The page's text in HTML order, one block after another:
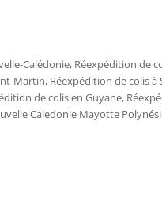
Calédonie, Réexpédition de
Martin, Réexpédition de colis
de colis en Guyane,
Caledonie Mayotte